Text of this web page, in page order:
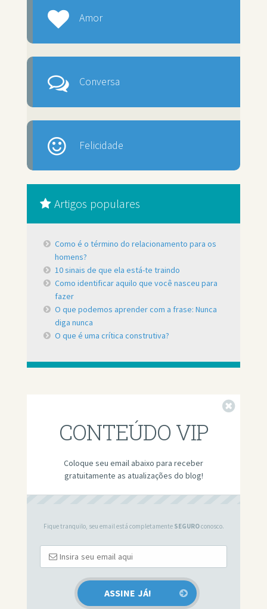
Amor
Conversa
Felicidade
Artigos populares
Como é o término do relacionamento para os
homens?
10 sinais de que ela está-te traindo
Como identificar aquilo que você nasceu para
fazer
O que podemos aprender com a frase: Nunca
diga nunca
O que é uma crítica construtiva?
CONTEÚDO VIP
Coloque seu email abaixo para receber
gratuitamente as atualizações do blog!
Fique tranquilo, seu email está completamente SEGUROconosco.